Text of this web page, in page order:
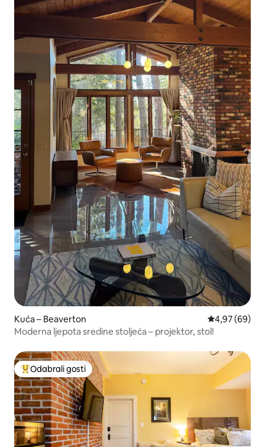
Kuća – Beaverton Prosječna
4,97 (69)
Moderna ljepota sredine stoljeća – projektor, stol!
Među najviše rangiranima s oznakom „Odabrali gosti”
Odabrali gosti